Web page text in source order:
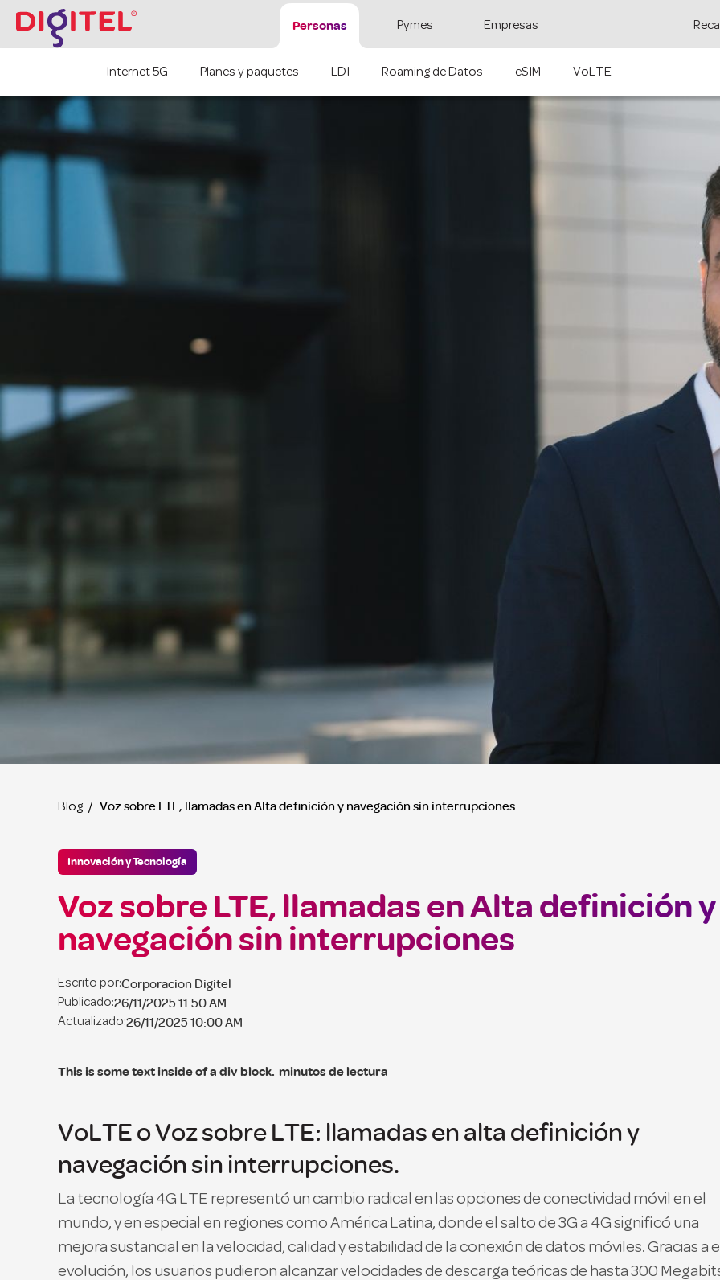
Personas Pymes Empresas
Internet 5G Planes y paquetes LDI Roaming de Datos eSIM VoLTE
Blog / Voz sobre LTE, llamadas en Alta definición y navegación sin interrupciones
Innovación y Tecnología
Voz sobre LTE, llamadas en Alta definición y
navegación sin interrupciones
Escrito por:Corporacion Digitel
Publicado:26/11/2025 11:50 AM
Actualizado:26/11/2025 10:00 AM
This is some text inside of a div block. minutos de lectura
VoLTE o Voz sobre LTE: llamadas en alta definición y
navegación sin interrupciones.
La tecnología 4G LTE representó un cambio radical en las opciones de conectividad móvil en el
mundo, y en especial en regiones como América Latina, donde el salto de 3G a 4G significó una
mejora sustancial en la velocidad, calidad y estabilidad de la conexión de datos móviles. Gracias a
evolución, los usuarios pudieron alcanzar velocidades de descarga teóricas de hasta 300